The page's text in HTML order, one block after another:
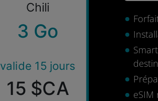
Chili
3 Go
valide 15 jours
15 $CA
eSIM